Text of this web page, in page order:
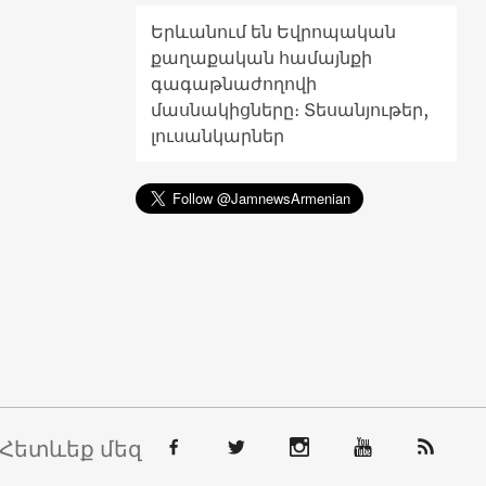
Երևանում են Եվրոպական
քաղաքական համայնքի
գագաթնաժողովի
մասնակիցները։ Տեսանյութեր,
լուսանկարներ
Հետևեք մեզ